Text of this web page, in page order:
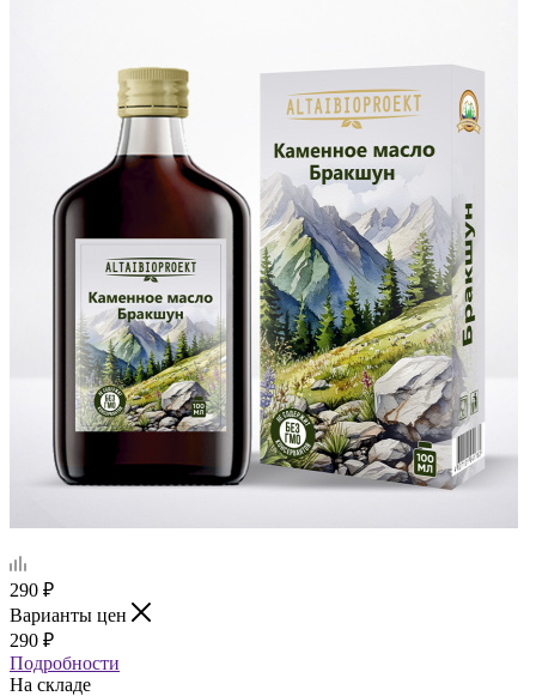
290 ₽
Варианты цен
290 ₽
Подробности
На складе